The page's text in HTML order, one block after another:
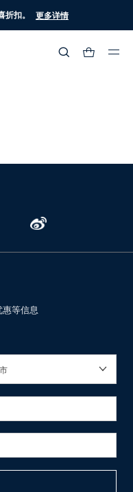
扣。 更多详情
等信息